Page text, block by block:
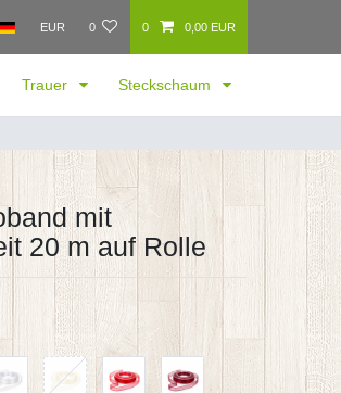
EUR 0 0 0,00 EUR
Trauer Steckschaum
mit
20 m auf Rolle